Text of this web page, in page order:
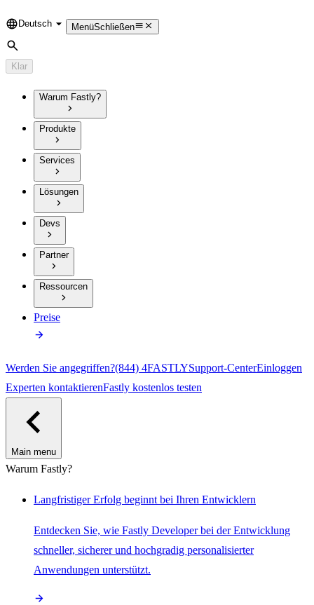
Language
Deutsch MenüSchließen
Suche
Klar
Warum Fastly?
Produkte
Services
Lösungen
Devs
Partner
Ressourcen
Preise
Werden Sie angegriffen?(844) 4FASTLYSupport-CenterEinloggen
Experten kontaktierenFastly kostenlos testen
Main menu
Warum Fastly?
Langfristiger Erfolg beginnt bei Ihren Entwicklern
Entdecken Sie, wie Fastly Developer bei der Entwicklung
schneller, sicherer und hochgradig personalisierter
Anwendungen unterstützt.